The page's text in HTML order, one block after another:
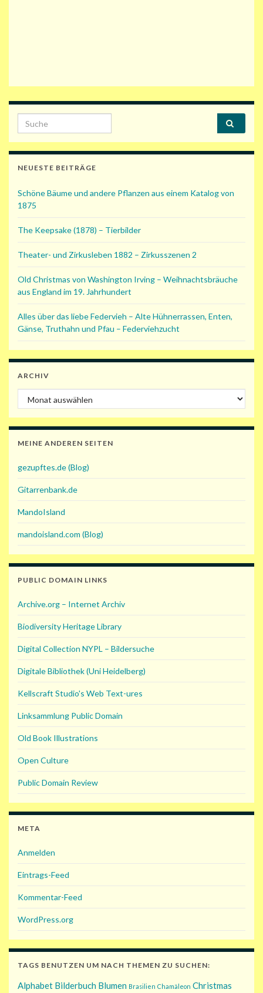
Search for:
NEUESTE BEITRÄGE
Schöne Bäume und andere Pflanzen aus einem Katalog von
1875
The Keepsake (1878) – Tierbilder
Theater- und Zirkusleben 1882 – Zirkusszenen 2
Old Christmas von Washington Irving – Weihnachtsbräuche
aus England im 19. Jahrhundert
Alles über das liebe Federvieh – Alte Hühnerrassen, Enten,
Gänse, Truthahn und Pfau – Federviehzucht
ARCHIV
Archiv
MEINE ANDEREN SEITEN
gezupftes.de (Blog)
Gitarrenbank.de
MandoIsland
mandoisland.com (Blog)
PUBLIC DOMAIN LINKS
Archive.org – Internet Archiv
Biodiversity Heritage Library
Digital Collection NYPL – Bildersuche
Digitale Bibliothek (Uni Heidelberg)
Kellscraft Studio's Web Text-ures
Linksammlung Public Domain
Old Book Illustrations
Open Culture
Public Domain Review
META
Anmelden
Eintrags-Feed
Kommentar-Feed
WordPress.org
TAGS BENUTZEN UM NACH THEMEN ZU SUCHEN:
Alphabet Bilderbuch Blumen Brasilien Chamäleon Christmas